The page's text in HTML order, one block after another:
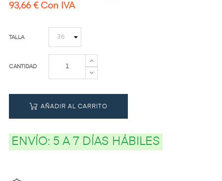
93,66 € Con IVA
TALLA
CANTIDAD
AÑADIR AL CARRITO
ENVÍO: 5 A 7 DÍAS HÁBILES